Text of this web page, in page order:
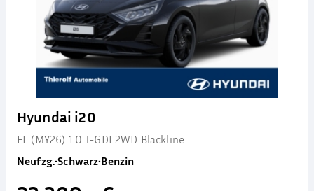
Hyundai i20
FL (MY26) 1.0 T-GDI 2WD Blackline
Neufzg.•Schwarz•Benzin